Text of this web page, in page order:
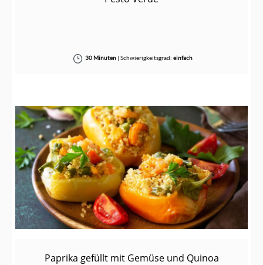
30 Minuten |Schwierigkeitsgrad:einfach
Paprika gefüllt mit Gemüse und Quinoa